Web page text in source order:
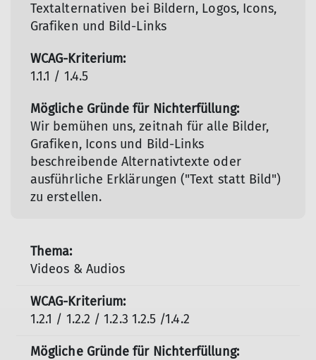
Textalternativen bei Bildern, Logos, Icons,
Grafiken und Bild-Links
1.1.1 / 1.4.5
Wir bemühen uns, zeitnah für alle Bilder,
Grafiken, Icons und Bild-Links
beschreibende Alternativtexte oder
ausführliche Erklärungen ("Text statt Bild")
zu erstellen.
Videos & Audios
1.2.1 / 1.2.2 / 1.2.3 1.2.5 /1.4.2